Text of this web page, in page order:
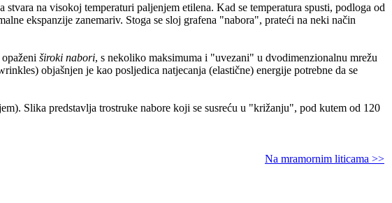
na visokoj temperaturi paljenjem etilena. Kad se temperatura spusti, podloga od
ekspanzije zanemariv. Stoga se sloj grafena "nabora", prateći na neki način
široki nabori, s nekoliko maksimuma i "uvezani" u dvodimenzionalnu mrežu
objašnjen je kao posljedica natjecanja (elastične) energije potrebne da se
Slika predstavlja trostruke nabore koji se susreću u "križanju", pod kutem od 120
Na mramornim liticama >>